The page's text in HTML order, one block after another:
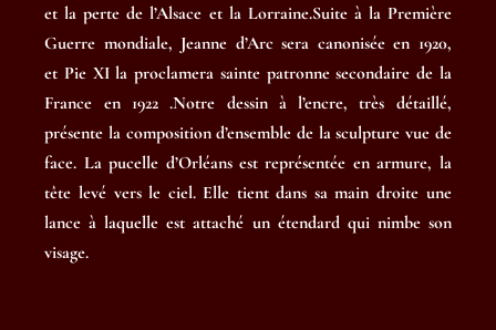
et la perte de l’Alsace et la Lorraine.Suite à la Première
Guerre mondiale, Jeanne d’Arc sera canonisée en 1920,
et Pie XI la proclamera sainte patronne secondaire de la
France en 1922 .Notre dessin à l’encre, très détaillé,
présente la composition d’ensemble de la sculpture vue de
face. La pucelle d’Orléans est représentée en armure, la
tête levé vers le ciel. Elle tient dans sa main droite une
lance à laquelle est attaché un étendard qui nimbe son
visage.